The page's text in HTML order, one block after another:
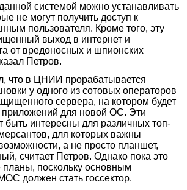
системой можно устанавливать
не могут получить доступ к
пользователя. Кроме того, эту
выход в интернет и
от вредоносных и шпионских
Петров.
что в ЦНИИ прорабатывается
у одного из сотовых операторов
сервера, на котором будет
приложений для новой ОС. Эти
быть интересны для различных топ-
для которых важны
а не просто планшет,
считает Петров. Однако пока это
поскольку основным
должен стать госсектор.